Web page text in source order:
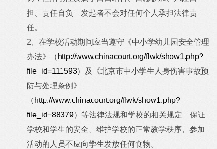
担、责任自负，发起者不会对任何个人承担法律责
任。
2、在学校活动期间应当遵守《中小学幼儿园安全管理
办法》（ http://www.chinacourt.org/flwk/show1.php?
file_id=111593）及《北京市中小学生人身伤害事故预
防与处理条例》
（ http://www.chinacourt.org/flwk/show1.php?
file_id=88379）等法律法规和学校的相关规定，保证
学校和学生的安全、维护学校的正常教学秩序。参加
活动的人员不应向学生发放任何食物。